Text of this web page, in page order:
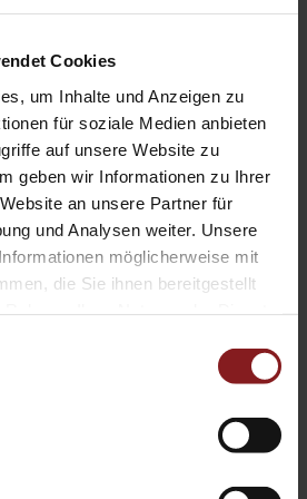
Cookies
um Inhalte und Anzeigen zu
für soziale Medien anbieten
auf unsere Website zu
geben wir Informationen zu Ihrer
an unsere Partner für
und Analysen weiter. Unsere
möglicherweise mit
die Sie ihnen bereitgestellt
at Tectum